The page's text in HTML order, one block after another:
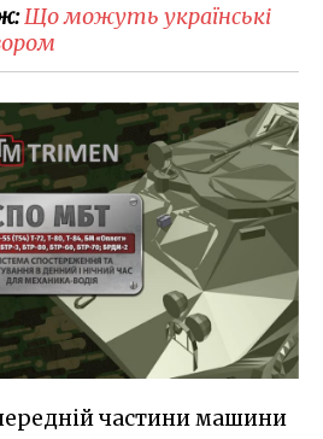
Що можуть українські
частини машини